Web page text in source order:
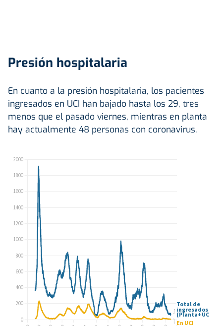
Presión hospitalaria
En cuanto a la presión hospitalaria, los pacientes
ingresados en UCI han bajado hasta los 29, tres
menos que el pasado viernes, mientras en planta
hay actualmente 48 personas con coronavirus.